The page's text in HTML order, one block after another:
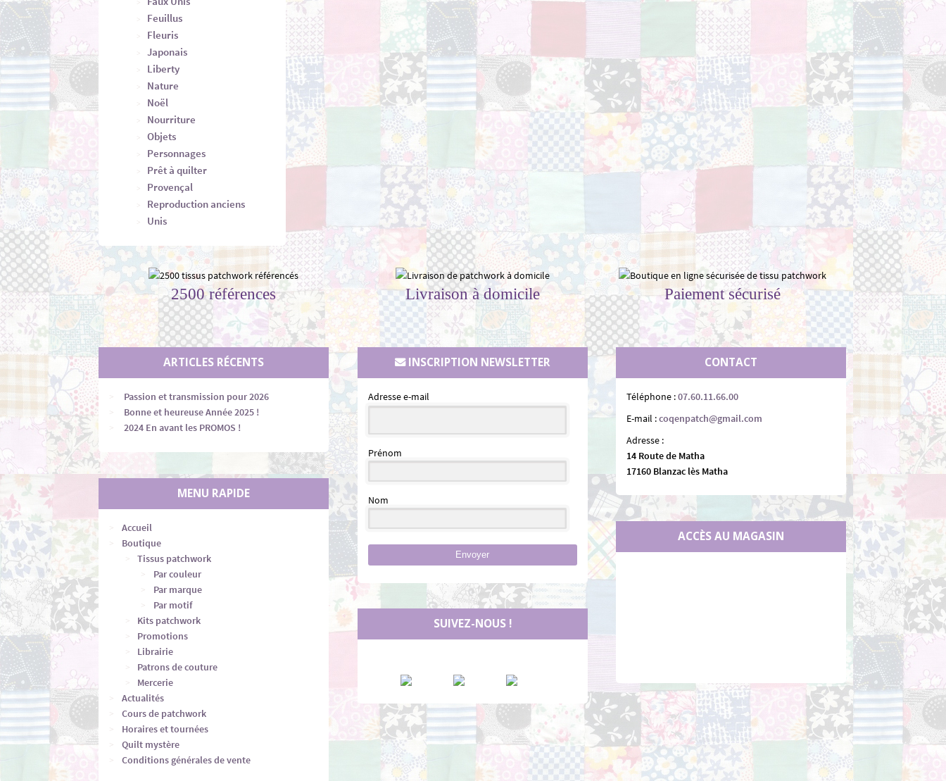
Feuillus
Fleuris
Japonais
Liberty
Nature
Noël
Nourriture
Objets
Personnages
Prêt à quilter
Provençal
Reproduction anciens
Unis
2500 références Livraison à domicile Paiement sécurisé
ARTICLES RÉCENTS
Passion et transmission pour 2026
Bonne et heureuse Année 2025 !
2024 En avant les PROMOS !
MENU RAPIDE
Accueil
Boutique
Tissus patchwork
Par couleur
Par marque
Par motif
Kits patchwork
Promotions
Librairie
Patrons de couture
Mercerie
Actualités
Cours de patchwork
Horaires et tournées
Quilt mystère
Conditions générales de vente
INSCRIPTION NEWSLETTER
Adresse e-mail
Prénom
Nom
Envoyer
SUIVEZ-NOUS !
CONTACT
Téléphone :07.60.11.66.00
E-mail :coqenpatch@gmail.com
Adresse :
14 Route de Matha
17160 Blanzac lès Matha
ACCÈS AU MAGASIN